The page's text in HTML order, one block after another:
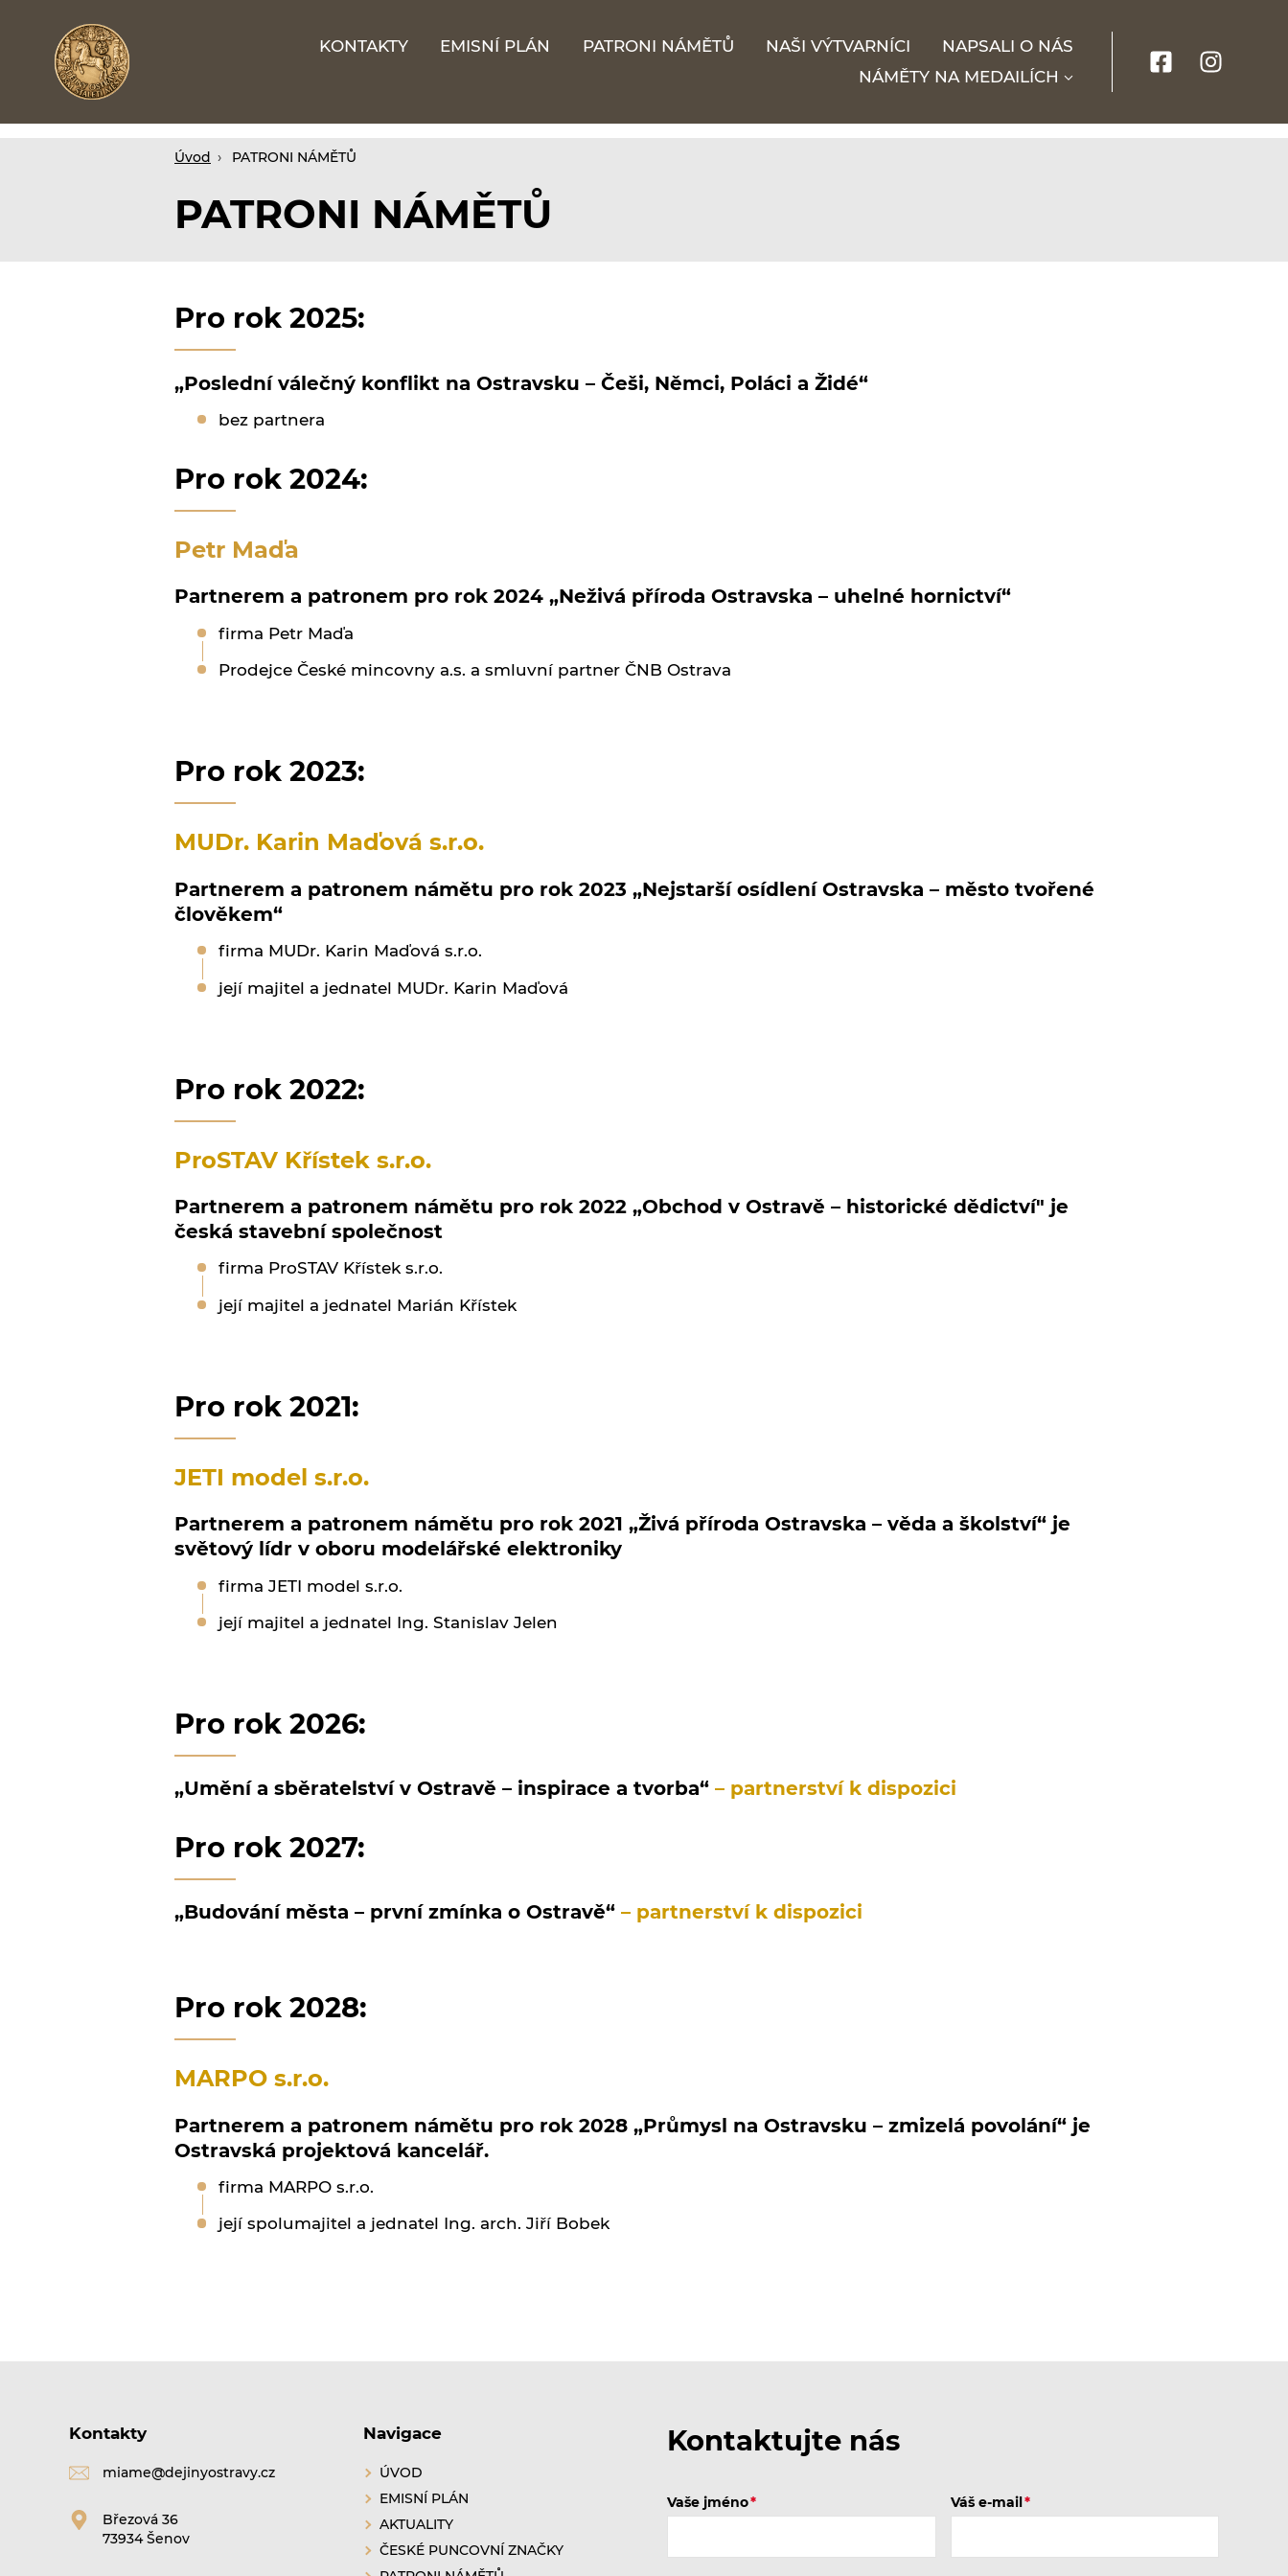
Webové
stránky
KONTAKTY EMISNÍ PLÁN PATRONI NÁMĚTŮ NAŠI VÝTVARNÍCI
NAPSALI O NÁS
NÁMĚTY NA MEDAILÍCH
Úvod PATRONI NÁMĚTŮ
PATRONI NÁMĚTŮ
Pro rok 2025:
„Poslední válečný konflikt na Ostravsku – Češi, Němci, Poláci a Židé“
bez partnera
Pro rok 2024:
Petr Maďa
Partnerem a patronem pro rok 2024 „Neživá příroda Ostravska – uhelné hornictví“
firma Petr Maďa
Prodejce České mincovny a.s. a smluvní partner ČNB Ostrava
Pro rok 2023:
MUDr. Karin Maďová s.r.o.
Partnerem a patronem námětu pro rok 2023 „Nejstarší osídlení Ostravska – město tvořené
člověkem“
firma MUDr. Karin Maďová s.r.o.
její majitel a jednatel MUDr. Karin Maďová
Pro rok 2022:
ProSTAV Křístek s.r.o.
Partnerem a patronem námětu pro rok 2022 „Obchod v Ostravě – historické dědictví" je
česká stavební společnost
firma ProSTAV Křístek s.r.o.
její majitel a jednatel Marián Křístek
Pro rok 2021:
JETI model s.r.o.
Partnerem a patronem námětu pro rok 2021 „Živá příroda Ostravska – věda a školství“ je
světový lídr v oboru modelářské elektroniky
firma JETI model s.r.o.
její majitel a jednatel Ing. Stanislav Jelen
Pro rok 2026:
„Umění a sběratelství v Ostravě – inspirace a tvorba“ – partnerství k dispozici
Pro rok 2027:
„Budování města – první zmínka o Ostravě“ – partnerství k dispozici
Pro rok 2028:
MARPO s.r.o.
Partnerem a patronem námětu pro rok 2028 „Průmysl na Ostravsku – zmizelá povolání“ je
Ostravská projektová kancelář.
firma MARPO s.r.o.
její spolumajitel a jednatel Ing. arch. Jiří Bobek
Kontakty
miame@dejinyostravy.cz
Březová 36
73934 Šenov
Navigace
ÚVOD
EMISNÍ PLÁN
AKTUALITY
ČESKÉ PUNCOVNÍ ZNAČKY
Kontaktujte nás
Vaše jméno Váš e-mail